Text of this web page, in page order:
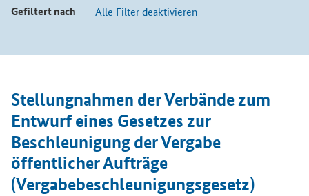
Gefiltert nach Alle Filter deaktivieren
Stellungnahmen der Verbände zum
Entwurf eines Gesetzes zur
Beschleunigung der Vergabe
öffentlicher Aufträge
(Vergabebeschleunigungsgesetz)
Öffnet Einzelsicht